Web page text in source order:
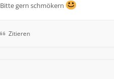
Bitte gern schmökern
Zitieren